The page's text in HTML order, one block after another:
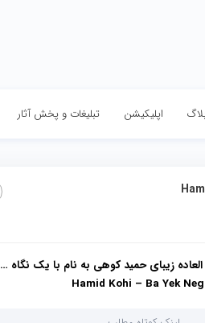
اپلیکیشن تبلیغات و پخش آثار
زیبای حمید کوهی به نام با یک نگاه …
Hamid Kohi – Ba Yek